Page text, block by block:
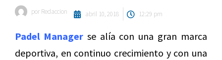
por Redaccion abril 10, 2018 12:29 pm
Padel Managerse alía con una gran marca
deportiva, en continuo crecimiento y con una